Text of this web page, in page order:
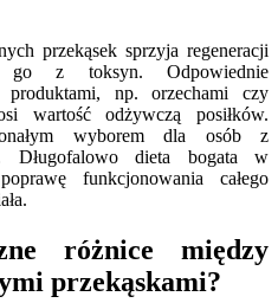
przekąsek sprzyja regeneracji
go z toksyn. Odpowiednie
np. orzechami czy
wartość odżywczą posiłków.
wyborem dla osób z
Długofalowo dieta bogata w
funkcjonowania całego
różnice między
przekąskami?